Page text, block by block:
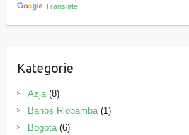
Translate
Kategorie
Azja(8)
Banos Riobamba(1)
Bogota(6)